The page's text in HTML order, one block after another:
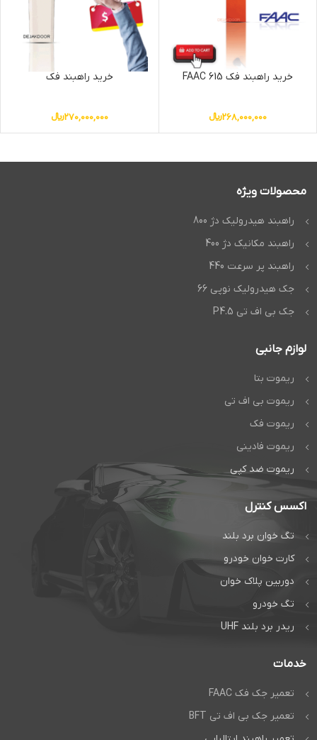
خرید راهبند فک FAAC 615
268,000,000﷼
خرید راهبند فک
270,000,000﷼
محصولات ویژه
راهبند هیدرولیک دژ 800
راهبند مکانیک دژ 400
راهبند پر سرعت 440
جک هیدرولیک نوپی 66
جک بی اف تی P4.5
لوازم جانبی
ریموت بتا
ریموت بی اف تی
ریموت فک
ریموت فادینی
ریموت ضد کپی
اکسس کنترل
تگ خوان برد بلند
کارت خوان خودرو
دوربین پلاک خوان
تگ خودرو
ریدر برد بلند UHF
خدمات
تعمیر جک فک FAAC
تعمیر جک بی اف تی BFT